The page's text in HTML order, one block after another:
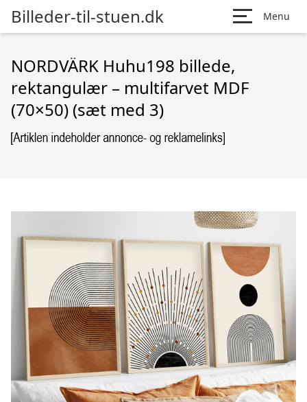
Billeder-til-stuen.dk Menu
NORDVÄRK Huhu198 billede,
rektangulær – multifarvet MDF
(70×50) (sæt med 3)